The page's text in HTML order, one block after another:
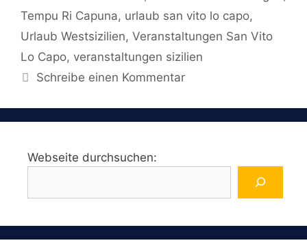
Tempu Ri Capuna, urlaub san vito lo capo,
Urlaub Westsizilien, Veranstaltungen San Vito
Lo Capo, veranstaltungen sizilien
Schreibe einen Kommentar
Webseite durchsuchen: